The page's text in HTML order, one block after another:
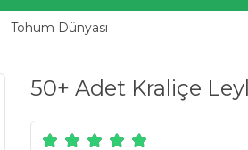
Tohum Dünyası
50+ Adet Kraliçe